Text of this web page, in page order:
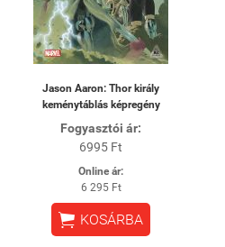
Jason Aaron: Thor király
keménytáblás képregény
Fogyasztói ár:
6995 Ft
Online ár:
6 295 Ft
 KOSÁRBA